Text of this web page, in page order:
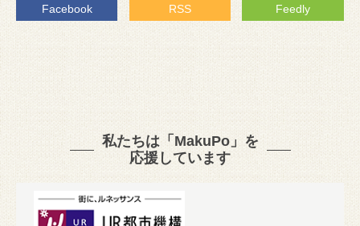
Facebook RSS Feedly
私たちは「MakuPo」を
応援しています